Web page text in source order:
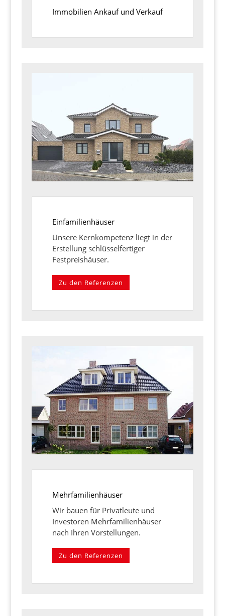
Immobilien Ankauf und Verkauf
Einfamilienhäuser
Unsere Kernkompetenz liegt in der
Erstellung schlüsselfertiger
Festpreishäuser.
Zu den Referenzen
Mehrfamilienhäuser
Wir bauen für Privatleute und
Investoren Mehrfamilienhäuser
nach Ihren Vorstellungen.
Zu den Referenzen